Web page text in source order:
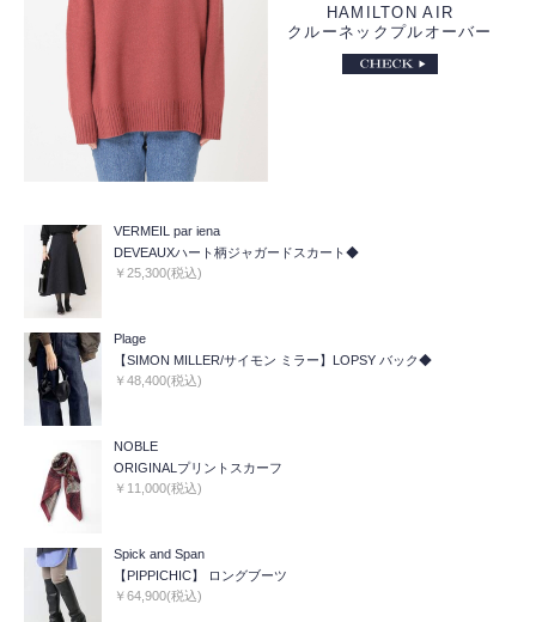
HAMILTON AIR
クルーネックプルオーバー
VERMEIL par iena
DEVEAUXハート柄ジャガードスカート◆
￥25,300(税込)
Plage
【SIMON MILLER/サイモン ミラー】LOPSY バック◆
￥48,400(税込)
NOBLE
ORIGINALプリントスカーフ
￥11,000(税込)
Spick and Span
【PIPPICHIC】 ロングブーツ
￥64,900(税込)